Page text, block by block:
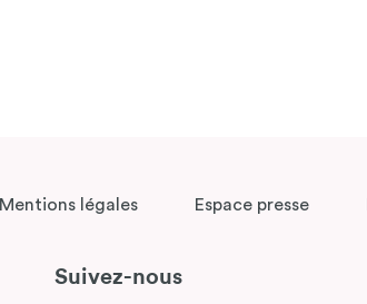
Mentions légales Espace presse
Suivez-nous